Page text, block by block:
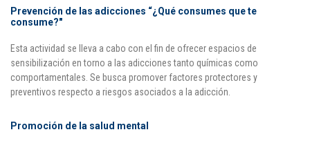
Prevención de las adicciones “¿Qué consumes que te
consume?"
Esta actividad se lleva a cabo con el fin de ofrecer espacios de
sensibilización en torno a las adicciones tanto químicas como
comportamentales. Se busca promover factores protectores y
preventivos respecto a riesgos asociados a la adicción.
Promoción de la salud mental
Campus Estadio: CR 70 # 52-49
(+57) (4) 4 600 700
Medellín - Colombia - Suramérica